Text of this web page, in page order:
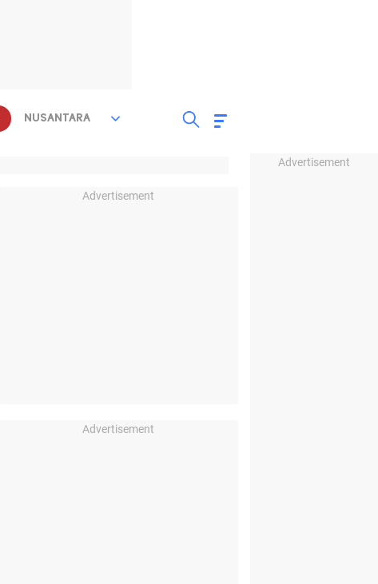
Advertisement
NUSANTARA
Advertisement
Advertisement